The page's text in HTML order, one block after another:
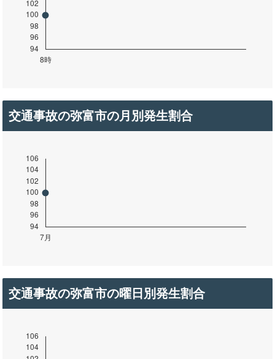
交通事故の弥富市の月別発生割合
交通事故の弥富市の曜日別発生割合